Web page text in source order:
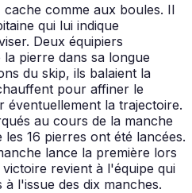
comme aux boules. Il
qui lui indique
Deux équipiers
pierre dans sa longue
du skip, ils balaient la
pour affiner le
éventuellement la trajectoire.
au cours de la manche
16 pierres ont été lancées.
lance la première lors
revient à l'équipe qui
l'issue des dix manches.